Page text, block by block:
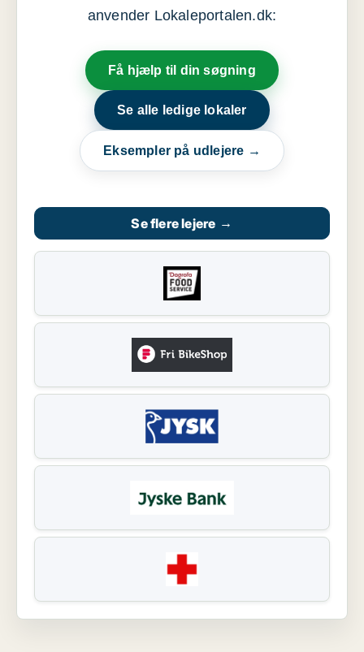
anvender Lokaleportalen.dk:
Få hjælp til din søgning
Se alle ledige lokaler
Eksempler på udlejere →
Se flere lejere →